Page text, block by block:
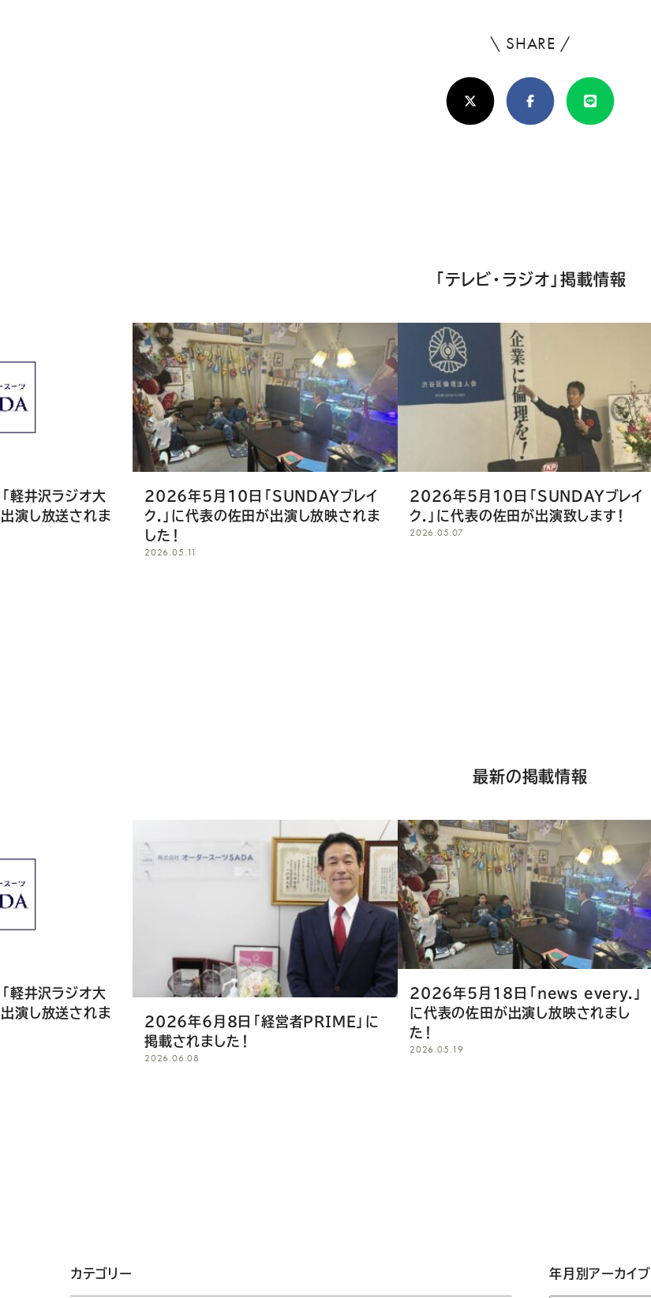
\ SHARE /
ろ
し
け
ア
だ
さ
い
X(Twitter)FacebookLine
「テレビ・ラジオ」掲載情報
井沢ラジオ大
演し放送されま
2026年5月10日「SUNDAYブレイ
ク.」に代表の佐田が出演し放映されま
した！
2026.05.11
2026年5月10日「SUNDAYブレイ
ク.」に代表の佐田が出演致します！
2026.05.07
最新の掲載情報
井沢ラジオ大
演し放送されま
2026年6月8日「経営者PRIME」に
掲載されました！
2026.06.08
2026年5月18日「news every.」
に代表の佐田が出演し放映されまし
た！
2026.05.19
カテゴリー 年月別アーカイブ